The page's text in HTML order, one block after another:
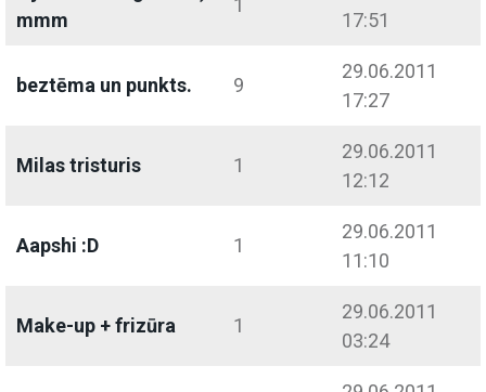
mmm
1
17:51
beztēma un punkts. 9
29.06.2011
17:27
Milas tristuris 1
29.06.2011
12:12
Aapshi :D 1
29.06.2011
11:10
Make-up + frizūra 1
29.06.2011
03:24